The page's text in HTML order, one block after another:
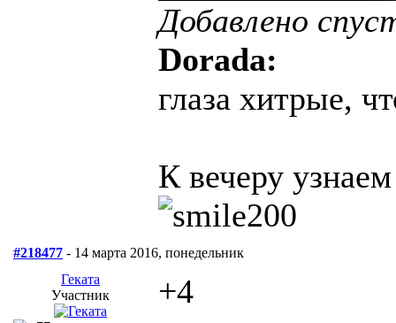
Добавлено
Dorada:
глаза хитрые,
К вечеру
#218477 - 14 марта 2016, понедельник
Геката
Участник
+4